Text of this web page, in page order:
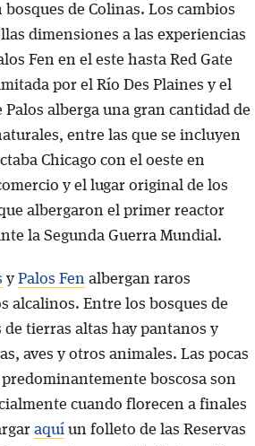
de Colinas. Los cambios
dimensiones a las experiencias
Fen en el este hasta Red Gate
por el Río Des Plaines y el
Palos alberga una gran cantidad de
entre las que se incluyen
Chicago con el oeste en
y el lugar original de los
albergaron el primer reactor
la Segunda Guerra Mundial.
yPalos Fen albergan raros
alcalinos. Entre los bosques de
tierras altas hay pantanos y
aves y otros animales. Las pocas
boscosa son
cuando florecen a finales
aquíun folleto de las Reservas